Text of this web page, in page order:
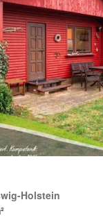
Holstein